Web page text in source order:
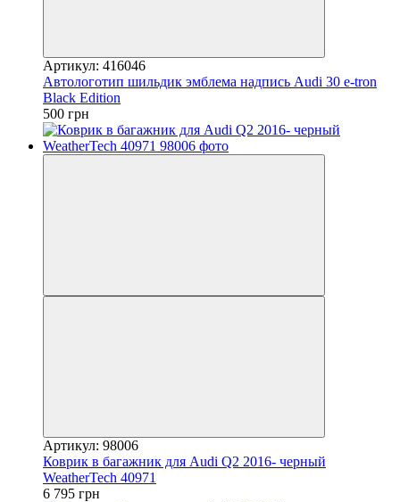
Артикул: 416046
Автологотип шильдик эмблема надпись Audi 30 e-tron
Black Edition
500 грн
Артикул: 98006
Коврик в багажник для Audi Q2 2016- черный
WeatherTech 40971
6 795 грн